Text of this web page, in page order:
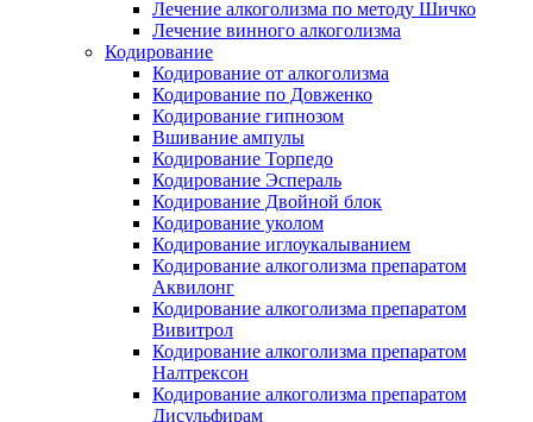
Лечение алкоголизма по методу Шичко
Лечение винного алкоголизма
Кодирование
Кодирование от алкоголизма
Кодирование по Довженко
Кодирование гипнозом
Вшивание ампулы
Кодирование Торпедо
Кодирование Эспераль
Кодирование Двойной блок
Кодирование уколом
Кодирование иглоукалыванием
Кодирование алкоголизма препаратом
Аквилонг
Кодирование алкоголизма препаратом
Вивитрол
Кодирование алкоголизма препаратом
Налтрексон
Кодирование алкоголизма препаратом
Дисульфирам